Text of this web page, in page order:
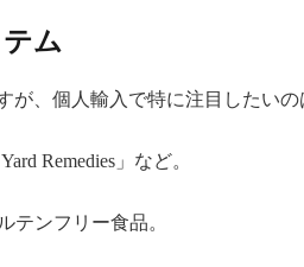
ム
、個人輸入で特に注目したいの
Remedies」など。
テンフリー食品。